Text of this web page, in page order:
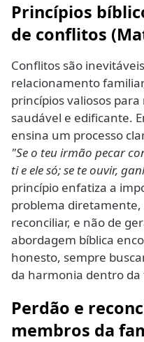
Princípios
de conflitos
Conflitos são
relacionamento
princípios valiosos
saudável e edificante.
ensina um processo
"Se o teu irmão pecar
ti e ele só; se te ouvir,
princípio enfatiza a
problema diretamente,
reconciliar, e não de
abordagem bíblica
honesto, sempre
da harmonia dentro da
Perdão e
membros da